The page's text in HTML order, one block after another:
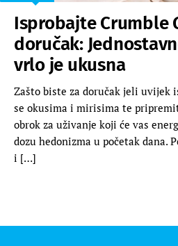
Isprobajte Crumble
doručak:
vrlo je ukusna
Zašto biste za doručak jeli uvijek
se okusima i mirisima te
obrok za uživanje koji će vas
dozu hedonizma u početak dana.
i […]